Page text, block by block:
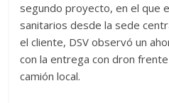
segundo proyecto, en el que
sanitarios desde la sede
el cliente, DSV observó un
con la entrega con dron
camión local.